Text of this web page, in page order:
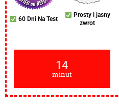
60 Dni Na Test
Prosty i jasny
zwrot
14
minut